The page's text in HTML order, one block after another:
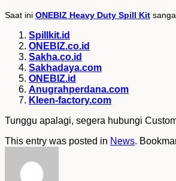
Saat ini ONEBIZ Heavy Duty Spill Kit
Spillkit.id
ONEBIZ.co.id
Sakha.co.id
Sakhadaya.com
ONEBIZ.id
Anugrahperdana.com
Kleen-factory.com
Tunggu apalagi, segera hubungi
This entry was posted in News.